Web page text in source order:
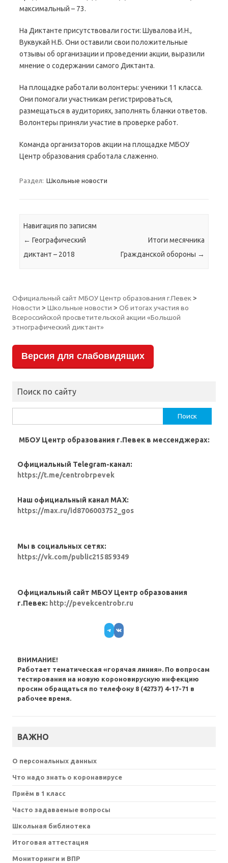
максимальный – 73.
На Диктанте присутствовали гости: Шувалова И.Н.,
Вуквукай Н.Б. Они оставили свои положительные
отзывы об организации и проведении акции, выразили
мнение о содержании самого Диктанта.
На площадке работали волонтеры: ученики 11 класса.
Они помогали участникам регистрироваться,
размещаться в аудиториях, заполнять бланки ответов.
Волонтеры приняли участие в проверке работ.
Команда организаторов акции на площадке МБОУ
Центр образования сработала слаженно.
Раздел: Школьные новости
Навигация по записям
← Географический
диктант – 2018
Итоги месячника
Гражданской обороны →
Официальный сайт МБОУ Центр образования г.Певек>
Новости > Школьные новости > Об итогах участия во
Всероссийской просветительской акции «Большой
этнографический диктант»
Версия для слабовидящих
Поиск по сайту
МБОУ Центр образования г.Певек в мессенджерах:
Официальный Telegram-канал:
https://t.me/centrobrpevek
Наш официальный канал MAX:
https://max.ru/id8706003752_gos
Мы в социальных сетях:
https://vk.com/public215859349
Официальный сайт МБОУ Центр образования
г.Певек: http://pevekcentrobr.ru
Telegram
VK
ВНИМАНИЕ!
Работает тематическая «горячая линия». По вопросам
тестирования на новую короновирусную инфекцию
просим обращаться по телефону 8 (42737) 4-17-71 в
рабочее время.
ВАЖНО
О персональных данных
Что надо знать о коронавирусе
Приём в 1 класс
Часто задаваемые вопросы
Школьная библиотека
Итоговая аттестация
Мониторинги и ВПР